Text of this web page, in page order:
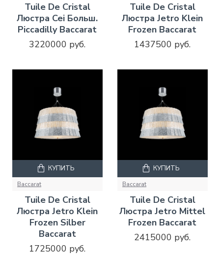
Tuile De Cristal
Люстра Cei Больш.
Piccadilly Baccarat
3220000 руб.
Tuile De Cristal
Люстра Jetro Klein
Frozen Baccarat
1437500 руб.
Baccarat
Tuile De Cristal
Люстра Jetro Klein
Frozen Silber
Baccarat
1725000 руб.
КУПИТЬ
Baccarat
Tuile De Cristal
Люстра Jetro Mittel
Frozen Baccarat
2415000 руб.
КУПИТЬ